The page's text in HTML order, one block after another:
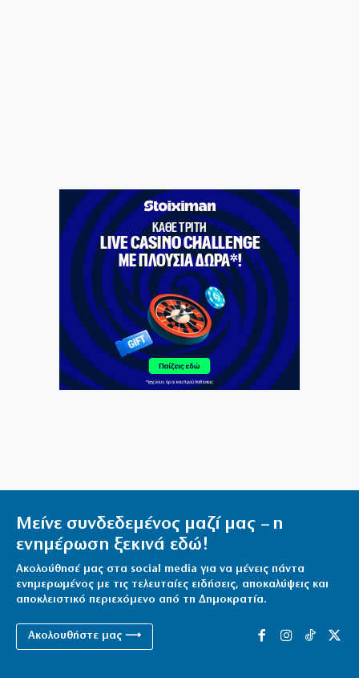
Το Αιγαίο σε εταιρία με μπίζνες στην Τουρκία!
7|08|2026 | 14:53
ΣΥΡΙΖΑ: Η ρήτρα από μόνη της δεν μειώνει το κόστος
του ρεύματος
7|08|2026 | 14:50
ΠΑΣΟΚ: «Ο κ. Γεωργιάδης συνεχίζει να πετάει
χαρταετό»
7|08|2026 | 14:40
Μείνε συνδεδεμένος μαζί μας – η
ενημέρωση ξεκινά εδώ!
Ακολούθησέ μας στα social media για να μένεις πάντα
ενημερωμένος με τις τελευταίες ειδήσεις, αποκαλύψεις και
αποκλειστικό περιεχόμενο από τη Δημοκρατία.
Ακολουθήστε μας ⟶